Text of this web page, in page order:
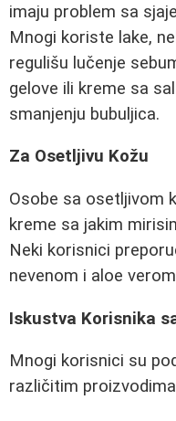
imaju problem sa
Mnogi koriste lake,
regulišu lučenje
gelove ili kreme sa
smanjenju bubuljica.
Za Osetljivu Kožu
Osobe sa osetljivom
kreme sa jakim
Neki korisnici
nevenom i aloe
Iskustva Korisnika
Mnogi korisnici su
različitim